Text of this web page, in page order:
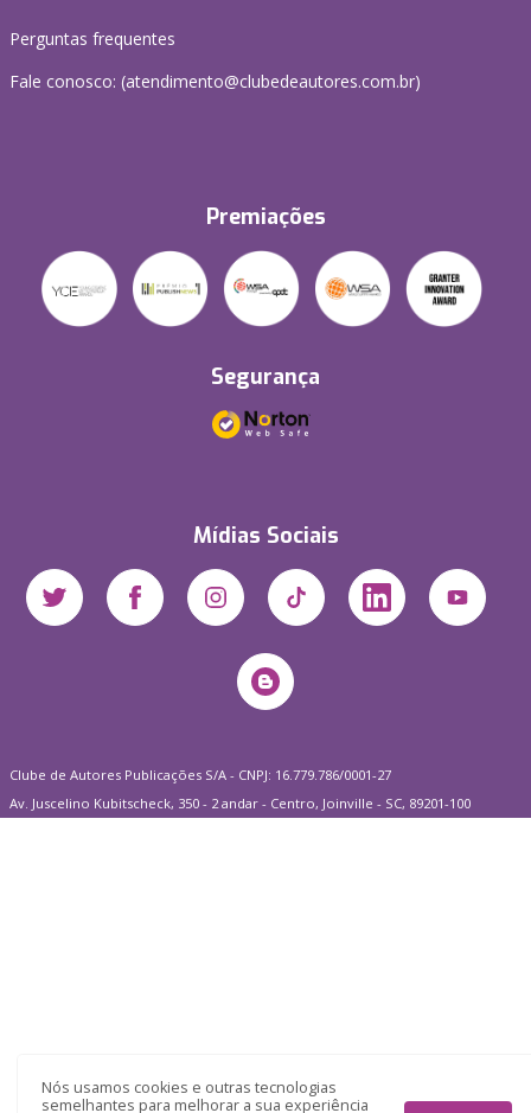
Nós usamos cookies e outras tecnologias
semelhantes para melhorar a sua experiência
Perguntas frequentes
Fale conosco: (atendimento@clubedeautores.com.br)
Premiações
Segurança
Mídias Sociais
Clube de Autores Publicações S/A - CNPJ: 16.779.786/0001-27
Av. Juscelino Kubitscheck, 350 - 2 andar - Centro, Joinville - SC, 89201-100